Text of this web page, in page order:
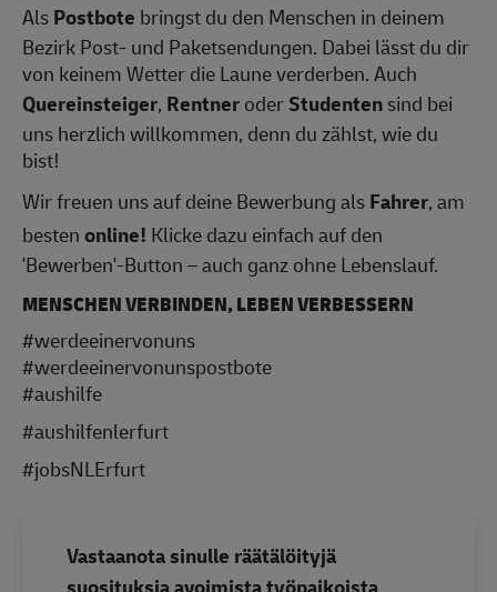
AlsPostbote bringst du den Menschen in deinem
Bezirk Post- und Paketsendungen. Dabei lässt du dir
von keinem Wetter die Laune verderben. Auch
Quereinsteiger, RentneroderStudentensind bei
uns herzlich willkommen, denn du zählst, wie du
bist!
Wir freuen uns auf deine Bewerbung alsFahrer, am
bestenonline! Klicke dazu einfach auf den
'Bewerben'-Button – auch ganz ohne Lebenslauf.
MENSCHEN VERBINDEN, LEBEN VERBESSERN
#werdeeinervonuns
#werdeeinervonunspostbote
#aushilfe
#aushilfenlerfurt
#jobsNLErfurt
Vastaanota sinulle räätälöityjä
suosituksia avoimista työpaikoista